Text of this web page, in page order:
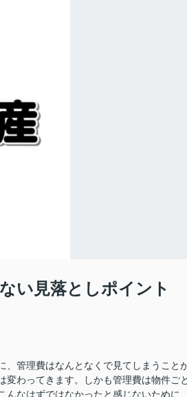
い見落としポイント
、管理費はなんとなくで見てしまうこと
変わってきます。しかも管理費は物件ご
んなはずではなかったと感じないために